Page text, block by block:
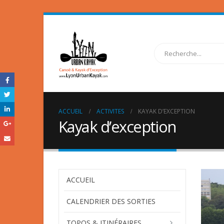
ACCUEIL ACTIVITES KAYAK D’EXCEPTION
Kayak d’exception
ACCUEIL
CALENDRIER DES SORTIES